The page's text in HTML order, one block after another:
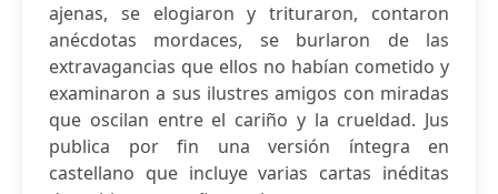
ajenas, se elogiaron y trituraron, contaron
anécdotas mordaces, se burlaron de las
extravagancias que ellos no habían cometido y
examinaron a sus ilustres amigos con miradas
que oscilan entre el cariño y la crueldad. Jus
publica por fin una versión íntegra en
castellano que incluye varias cartas inéditas